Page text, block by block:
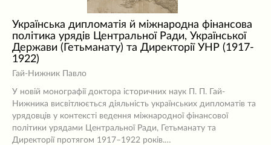
Українська дипломатія й міжнародна фінансова
політика урядів Центральної Ради, Української
Держави (Гетьманату) та Директорії УНР (1917-
1922)
Гай-Нижник Павло
У новій монографії доктора історичних наук П. П. Гай-
Нижника висвітлюється діяльність українських дипломатів та
урядовців у контексті ведення міжнародної фінансової
політики урядами Центральної Ради, Гетьманату та
Директорії протягом 1917–1922 років.…